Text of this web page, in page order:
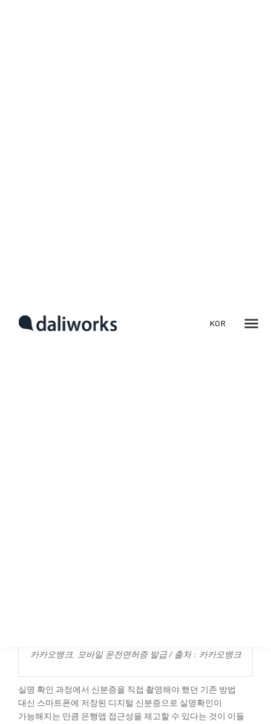
오프라인 점포를 혁신하는 사례도 나오고 있습니다. 앞으로는
소비자가 온오프라인에서 다양한 형태로 금융 및 비금융
카카오뱅크, 모바일 운전면허증 발급 / 출처 : 카카오뱅크
실명 확인 과정에서 신분증을 직접 촬영해야 했던 기존 방법
대신 스마트폰에 저장된 디지털 신분증으로 실명확인이
가능해지는 만큼 은행앱 접근성을 제고할 수 있다는 것이 이들
KOR